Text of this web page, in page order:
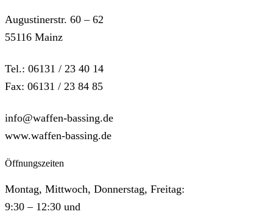
Augustinerstr. 60 – 62
55116 Mainz
Tel.: 06131 / 23 40 14
Fax: 06131 / 23 84 85
info@waffen-bassing.de
www.waffen-bassing.de
Öffnungszeiten
Montag, Mittwoch, Donnerstag, Freitag:
9:30 – 12:30 und